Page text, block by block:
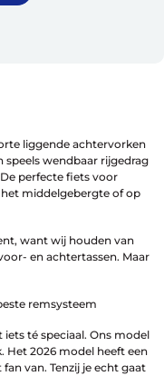
liggende achtervorken
speels wendbaar rijgedrag
perfecte fiets voor
middelgebergte of op
want wij houden van
en achtertassen. Maar
remsysteem
té speciaal. Ons model
Het 2026 model heeft een
van. Tenzij je echt gaat